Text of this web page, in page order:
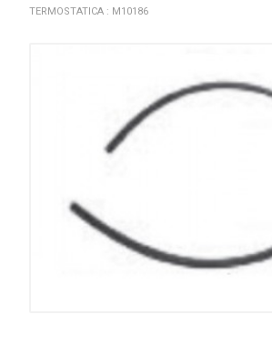
TERMOSTATICA : M10186